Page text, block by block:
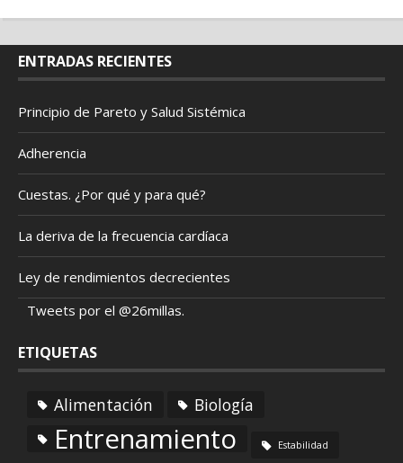
ENTRADAS RECIENTES
Principio de Pareto y Salud Sistémica
Adherencia
Cuestas. ¿Por qué y para qué?
La deriva de la frecuencia cardíaca
Ley de rendimientos decrecientes
Tweets por el @26millas.
ETIQUETAS
Alimentación Biología
Entrenamiento Estabilidad